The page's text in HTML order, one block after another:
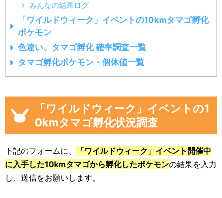
みんなの結果ログ
「ワイルドウィーク」イベントの10kmタマゴ孵化
ポケモン
色違い、タマゴ孵化 確率調査一覧
タマゴ孵化ポケモン・個体値一覧
「ワイルドウィーク」イベントの1
0kmタマゴ孵化状況調査
下記のフォームに、
「ワイルドウィーク」イベント開催中
に入手した10kmタマゴから孵化したポケモンの結果を入力
し、送信をお願いします。